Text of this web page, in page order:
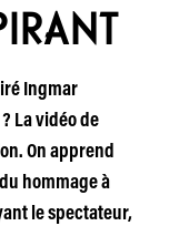
Ingmar
La vidéo de
On apprend
hommage à
le spectateur,